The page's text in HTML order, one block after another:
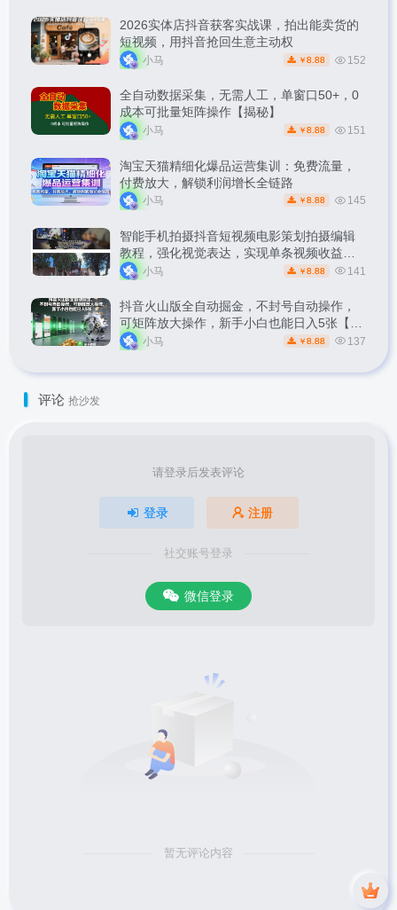
2026实体店抖音获客实战课，拍出能卖货的
短视频，用抖音抢回生意主动权
小马 ￥ 8.88 152
全自动数据采集，无需人工，单窗口50+，0
成本可批量矩阵操作【揭秘】
小马 ￥ 8.88 151
淘宝天猫精细化爆品运营集训：免费流量，
付费放大，解锁利润增长全链路
小马 ￥ 8.88 145
智能手机拍摄抖音短视频电影策划拍摄编辑
教程，强化视觉表达，实现单条视频收益破
1k
小马 ￥ 8.88 141
抖音火山版全自动掘金，不封号自动操作，
可矩阵放大操作，新手小白也能日入5张【揭
秘】小马 ￥ 8.88 137
评论 抢沙发
请登录后发表评论
登录 注册
社交账号登录
微信登录
暂无评论内容